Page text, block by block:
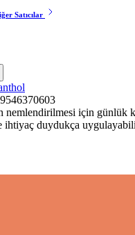
Satıcılar
için günlük
ihtiyaç duydukça